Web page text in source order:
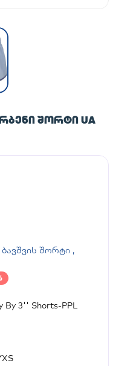
ᲨᲝᲠᲢᲘ UA
ბავშვის შორტი ,
By 3'' Shorts-PPL